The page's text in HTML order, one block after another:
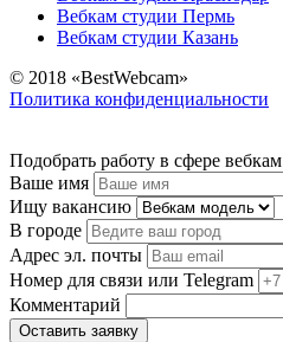
Вебкам студии Пермь
Вебкам студии Казань
© 2018 «BestWebcam»
Политика конфиденциальности
Подобрать работу в сфере вебкам
Ваше имя
Ищу вакансию
В городе
Адрес эл. почты
Номер для связи или Telegram
Комментарий
Оставить заявку